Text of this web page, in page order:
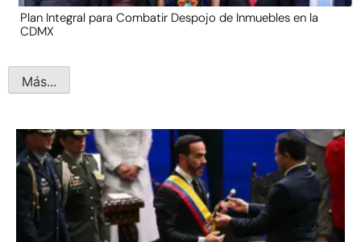
Plan Integral para Combatir Despojo de Inmuebles en la
CDMX
Más...